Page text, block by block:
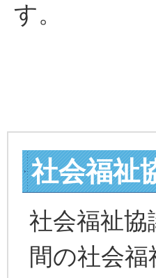
す。
社会福祉
社会福祉
間の社会